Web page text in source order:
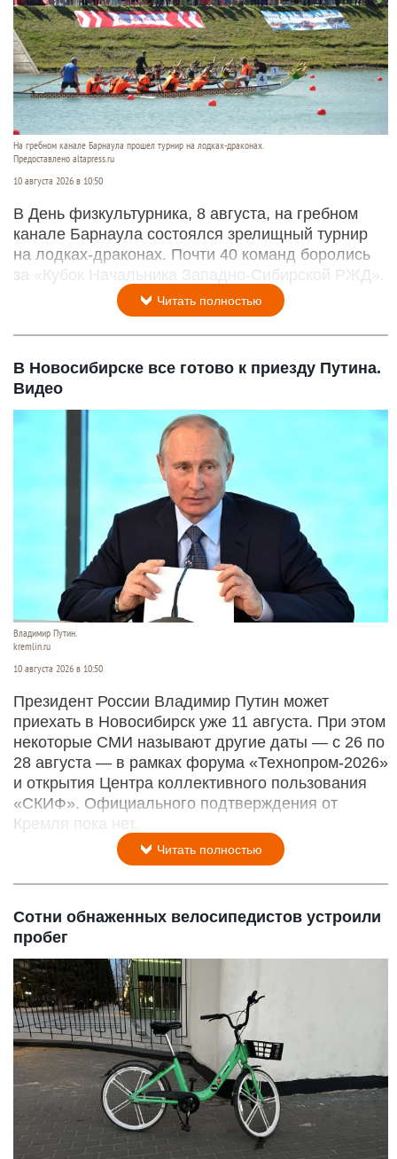
На гребном канале Барнаула прошел турнир на лодках-драконах.
Предоставлено altapress.ru
10 августа 2026 в 10:50
В День физкультурника, 8 августа, на гребном
канале Барнаула состоялся зрелищный турнир
на лодках-драконах. Почти 40 команд боролись
за «Кубок Начальника Западно-Сибирской РЖД».
Читать полностью
В Новосибирске все готово к приезду Путина.
Видео
Владимир Путин.
kremlin.ru
10 августа 2026 в 10:50
Президент России Владимир Путин может
приехать в Новосибирск уже 11 августа. При этом
некоторые СМИ называют другие даты — с 26 по
28 августа — в рамках форума «Технопром-2026»
и открытия Центра коллективного пользования
«СКИФ». Официального подтверждения от
Кремля пока нет.
Читать полностью
Сотни обнаженных велосипедистов устроили
пробег